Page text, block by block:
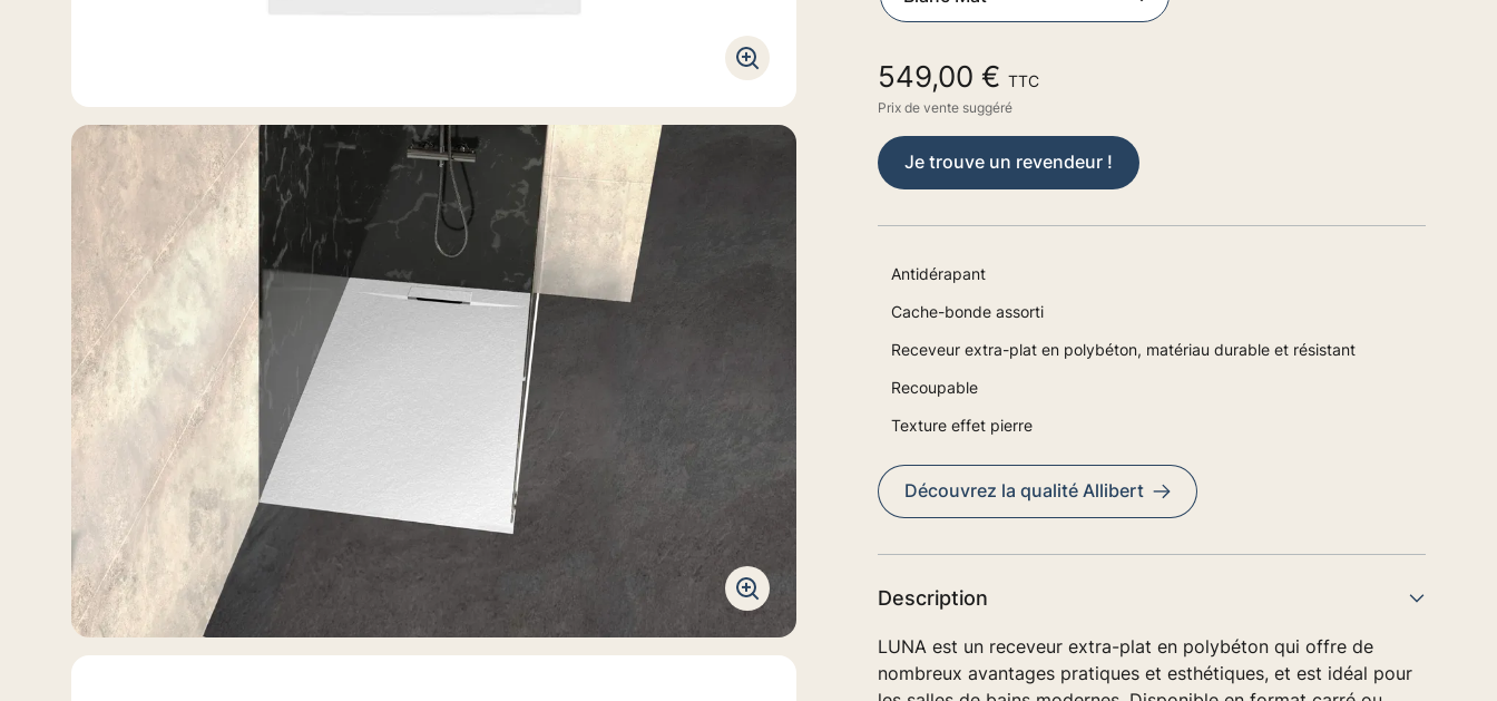
549,00 € TTC
Prix de vente suggéré
Je trouve un revendeur !
Antidérapant
Cache-bonde assorti
Receveur extra-plat en polybéton, matériau durable et résistant
Recoupable
Texture effet pierre
Découvrez la qualité Allibert
Description
LUNA est un receveur extra-plat en polybéton qui offre de
nombreux avantages pratiques et esthétiques, et est idéal pour